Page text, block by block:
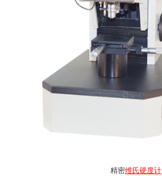
精密维氏硬度计